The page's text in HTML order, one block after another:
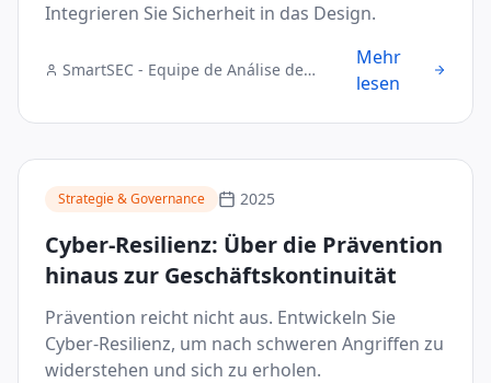
Integrieren Sie Sicherheit in das Design.
SmartSEC - Equipe de Análise de
Mehr
lesen
Strategie & Governance 2025
Cyber-Resilienz: Über die Prävention
hinaus zur Geschäftskontinuität
Prävention reicht nicht aus. Entwickeln Sie
Cyber-Resilienz, um nach schweren Angriffen zu
widerstehen und sich zu erholen.